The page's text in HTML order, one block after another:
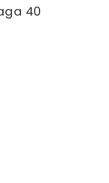
40